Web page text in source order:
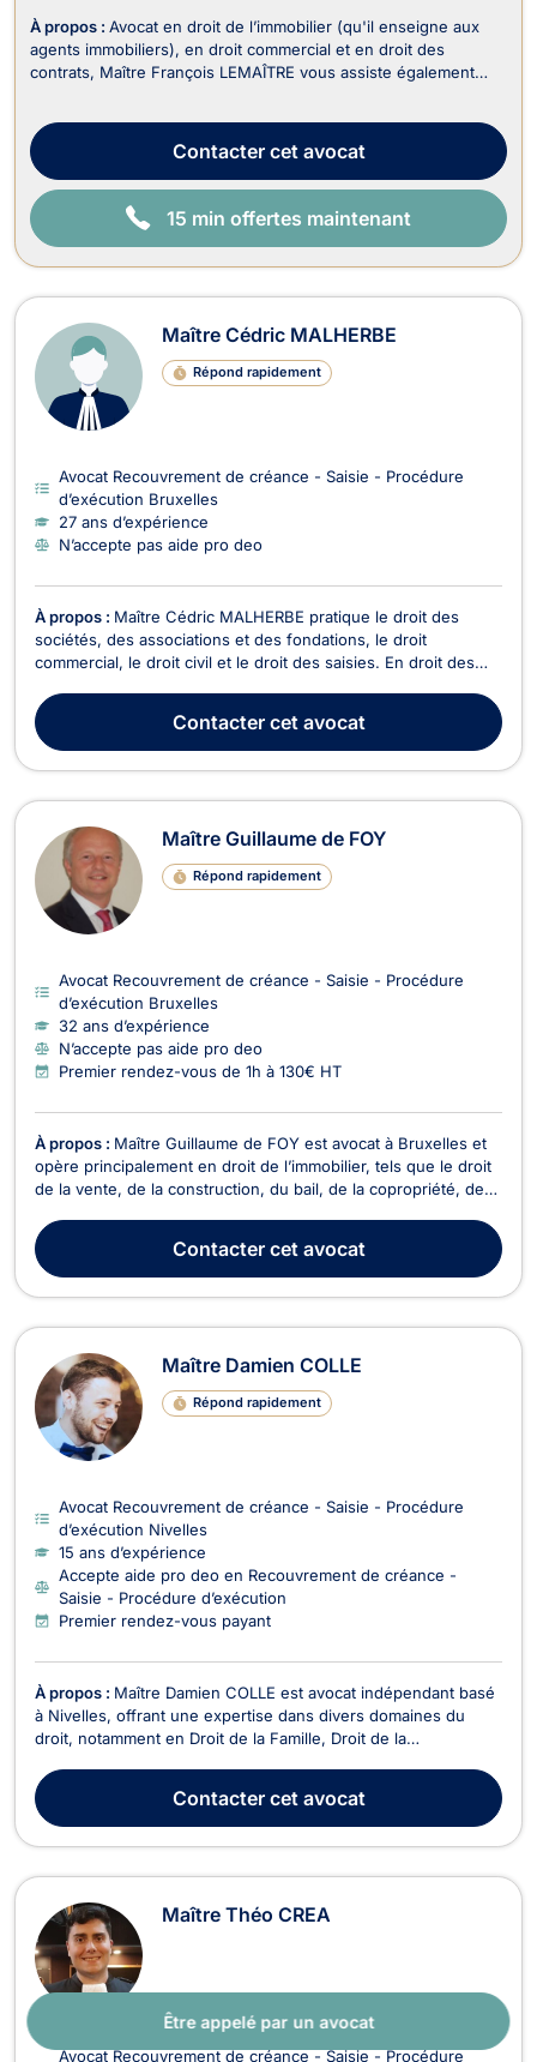
Être appelé par un avocat
À propos : Avocat en droit de l’immobilier (qu'il enseigne aux
agents immobiliers), en droit commercial et en droit des
contrats, Maître François LEMAÎTRE vous assiste également
matière de baux portant sur...
Contactercet avocat
15 min offertes maintenant
Maître Cédric MALHERBE
Répond rapidement
Avocat Recouvrement de créance - Saisie - Procédure
d’exécution Bruxelles
27 ans d’expérience
N’accepte pas aide pro deo
À propos : Maître Cédric MALHERBE pratique le droit des
sociétés, des associations et des fondations, le droit
commercial, le droit civil et le droit des saisies. En droit des
constitution de sociétés, concernant le respect de leurs
obligations légales et statutaires, à l’occasi...
Contactercet avocat
Maître Guillaume de FOY
Répond rapidement
Avocat Recouvrement de créance - Saisie - Procédure
d’exécution Bruxelles
32 ans d’expérience
N’accepte pas aide pro deo
Premier rendez-vous de 1h à 130€ HT
À propos : Maître Guillaume de FOY est avocat à Bruxelles et
opère principalement en droit de l’immobilier, tels que le droit
de la vente, de la construction, du bail, de la copropriété, des
commerciale. En droit de la construction, cet avocat accessible
vous propose assista...Contactercet avocat
Maître Damien COLLE
Répond rapidement
Avocat Recouvrement de créance - Saisie - Procédure
d’exécution Nivelles
15 ans d’expérience
Accepte aide pro deo en Recouvrement de créance -
Saisie - Procédure d’exécution
Premier rendez-vous payant
À propos : Maître Damien COLLE est avocat indépendant basé
à Nivelles, offrant une expertise dans divers domaines du
droit, notamment en Droit de la Famille, Droit de la
Commerciaux, Recouvrement de créance - Saisie - Procédure
d’exécution, et Droit des Mineurs. En Droit de ...
Contactercet avocat
Maître Théo CREA
Avocat Recouvrement de créance - Saisie - Procédure